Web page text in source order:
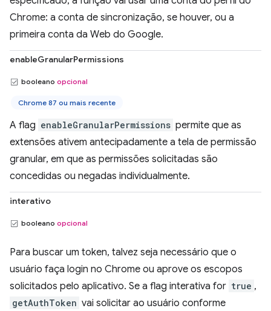
Chrome: a conta de sincronização, se houver, ou a
primeira conta da Web do Google.
enableGranularPermissions
booleano opcional
Chrome 87 ou mais recente
A flag enableGranularPermissions permite que as
extensões ativem antecipadamente a tela de permissão
granular, em que as permissões solicitadas são
concedidas ou negadas individualmente.
interativo
booleano opcional
Para buscar um token, talvez seja necessário que o
usuário faça login no Chrome ou aprove os escopos
solicitados pelo aplicativo. Se a flag interativa for true ,
getAuthToken vai solicitar ao usuário conforme